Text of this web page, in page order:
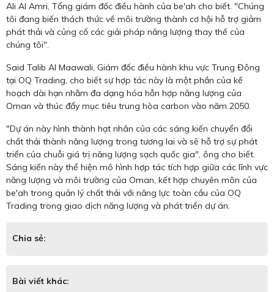
Ali Al Amri, Tổng giám đốc điều hành của be'ah cho biết. "Chúng
tôi đang biến thách thức về môi trường thành cơ hội hỗ trợ giảm
phát thải và củng cố các giải pháp năng lượng thay thế của
chúng tôi".
Said Talib Al Maawali, Giám đốc điều hành khu vực Trung Đông
tại OQ Trading, cho biết sự hợp tác này là một phần của kế
hoạch dài hạn nhằm đa dạng hóa hỗn hợp năng lượng của
Oman và thúc đẩy mục tiêu trung hòa carbon vào năm 2050.
"Dự án này hình thành hạt nhân của các sáng kiến ​​chuyển đổi
chất thải thành năng lượng trong tương lai và sẽ hỗ trợ sự phát
triển của chuỗi giá trị năng lượng sạch quốc gia", ông cho biết.
Sáng kiến ​​này thể hiện mô hình hợp tác tích hợp giữa các lĩnh vực
năng lượng và môi trường của Oman, kết hợp chuyên môn của
be'ah trong quản lý chất thải với năng lực toàn cầu của OQ
Trading trong giao dịch năng lượng và phát triển dự án.
Chia sẻ:
Bài viết khác: